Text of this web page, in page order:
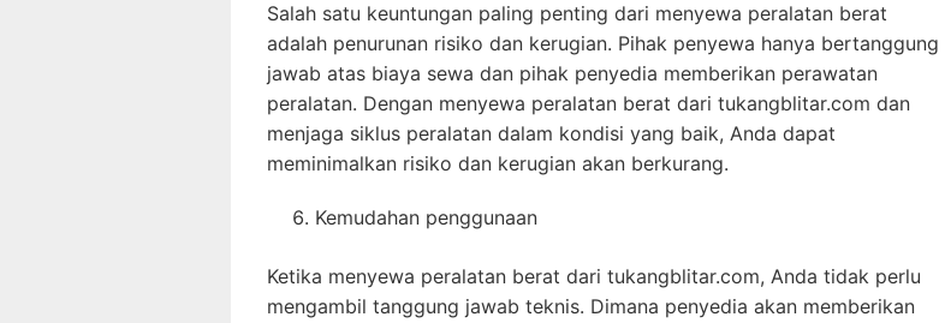
Salah satu keuntungan paling penting dari menyewa peralatan berat
adalah penurunan risiko dan kerugian. Pihak penyewa hanya bertanggung
jawab atas biaya sewa dan pihak penyedia memberikan perawatan
peralatan. Dengan menyewa peralatan berat dari tukangblitar.com dan
menjaga siklus peralatan dalam kondisi yang baik, Anda dapat
meminimalkan risiko dan kerugian akan berkurang.
Kemudahan penggunaan
Ketika menyewa peralatan berat dari tukangblitar.com, Anda tidak perlu
mengambil tanggung jawab teknis. Dimana penyedia akan memberikan